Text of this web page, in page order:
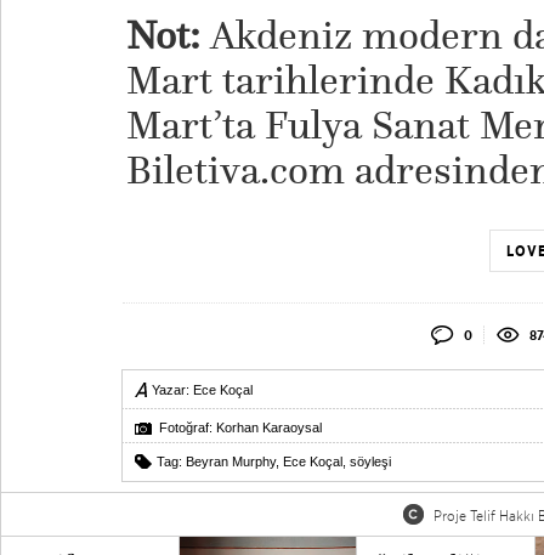
Not:Akdeniz modern
Mart tarihlerinde
Mart’ta Fulya Sanat
Biletiva.com
0
Yazar: Ece Koçal
Fotoğraf: Korhan Karaoysal
Tag: Beyran Murphy, Ece Koçal söyleşi
Proje Telif Hakkı